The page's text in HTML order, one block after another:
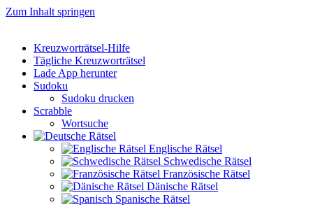
Zum Inhalt springen
Kreuzworträtsel-Hilfe
Tägliche Kreuzworträtsel
Lade App herunter
Sudoku
Sudoku drucken
Scrabble
Wortsuche
Englische Rätsel
Schwedische Rätsel
Französische Rätsel
Dänische Rätsel
Spanische Rätsel